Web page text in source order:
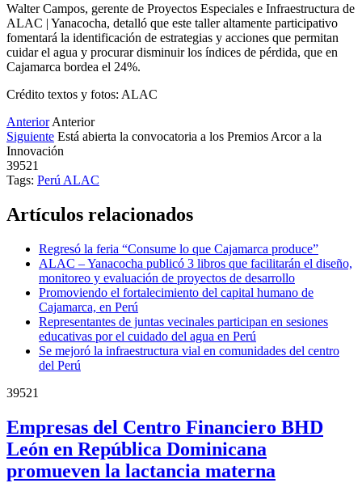
Walter Campos, gerente de Proyectos Especiales e Infraestructura de
ALAC | Yanacocha, detalló que este taller altamente participativo
fomentará la identificación de estrategias y acciones que permitan
cuidar el agua y procurar disminuir los índices de pérdida, que en
Cajamarca bordea el 24%.
Crédito textos y fotos: ALAC
Anterior Anterior
Siguiente Está abierta la convocatoria a los Premios Arcor a la
Innovación
39521
Tags: Perú ALAC
Artículos relacionados
Regresó la feria “Consume lo que Cajamarca produce”
ALAC – Yanacocha publicó 3 libros que facilitarán el diseño,
monitoreo y evaluación de proyectos de desarrollo
Promoviendo el fortalecimiento del capital humano de
Cajamarca, en Perú
Representantes de juntas vecinales participan en sesiones
educativas por el cuidado del agua en Perú
Se mejoró la infraestructura vial en comunidades del centro
del Perú
39521
Empresas del Centro Financiero BHD
León en República Dominicana
promueven la lactancia materna